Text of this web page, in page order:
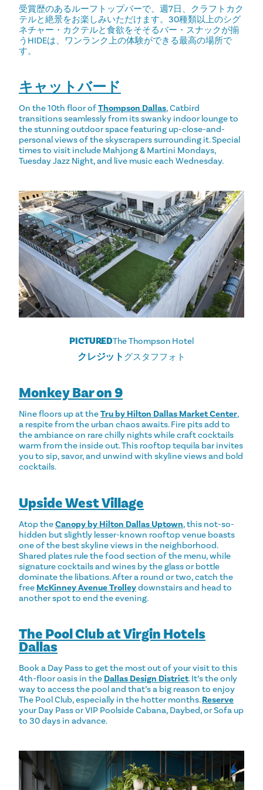
受賞歴のあるルーフトップバーで、週7日、クラフトカク
テルと絶景をお楽しみいただけます。30種類以上のシグ
ネチャー・カクテルと食欲をそそるバー・スナックが揃
うHIDEは、ワンランク上の体験ができる最高の場所で
す。
キャットバード
On the 10th floor ofThompson Dallas, Catbird
transitions seamlessly from its swanky indoor lounge to
the stunning outdoor space featuring up-close-and-
personal views of the skyscrapers surrounding it. Special
times to visit include Mahjong & Martini Mondays,
Tuesday Jazz Night, and live music each Wednesday.
PICTUREDThe Thompson Hotel
クレジット グスタフフォト
Monkey Bar on 9
Nine floors up at theTru by Hilton Dallas Market Center,
a respite from the urban chaos awaits. Fire pits add to
the ambiance on rare chilly nights while craft cocktails
warm from the inside out. This rooftop tequila bar invites
you to sip, savor, and unwind with skyline views and bold
cocktails.
Upside West Village
Atop theCanopy by Hilton Dallas Uptown, this not-so-
hidden but slightly lesser-known rooftop venue boasts
one of the best skyline views in the neighborhood.
Shared plates rule the food section of the menu, while
signature cocktails and wines by the glass or bottle
dominate the libations. After a round or two, catch the
free McKinney Avenue Trolleydownstairs and head to
another spot to end the evening.
The Pool Club at Virgin Hotels
Dallas
Book a Day Pass to get the most out of your visit to this
4th-floor oasis in the Dallas Design District. It’s the only
way to access the pool and that’s a big reason to enjoy
The Pool Club, especially in the hotter months.Reserve
your Day Pass or VIP Poolside Cabana, Daybed, or Sofa up
to 30 days in advance.